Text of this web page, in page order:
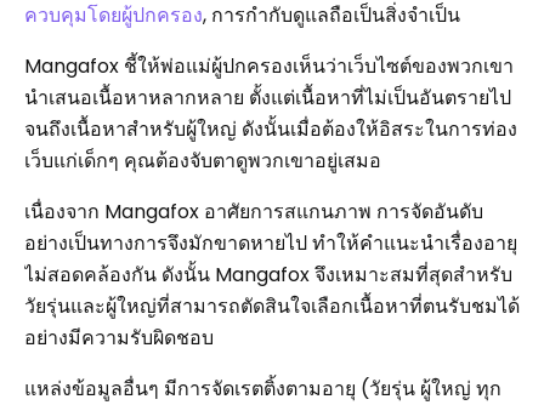
ควบคุมโดยผู้ปกครอง, การกำกับดูแลถือเป็นสิ่งจำเป็น
Mangafox ชี้ให้พ่อแม่ผู้ปกครองเห็นว่าเว็บไซต์ของพวกเขา
นำเสนอเนื้อหาหลากหลาย ตั้งแต่เนื้อหาที่ไม่เป็นอันตรายไป
จนถึงเนื้อหาสำหรับผู้ใหญ่ ดังนั้นเมื่อต้องให้อิสระในการท่อง
เว็บแก่เด็กๆ คุณต้องจับตาดูพวกเขาอยู่เสมอ
เนื่องจาก Mangafox อาศัยการสแกนภาพ การจัดอันดับ
อย่างเป็นทางการจึงมักขาดหายไป ทำให้คำแนะนำเรื่องอายุ
ไม่สอดคล้องกัน ดังนั้น Mangafox จึงเหมาะสมที่สุดสำหรับ
วัยรุ่นและผู้ใหญ่ที่สามารถตัดสินใจเลือกเนื้อหาที่ตนรับชมได้
อย่างมีความรับผิดชอบ
แหล่งข้อมูลอื่นๆ มีการจัดเรตติ้งตามอายุ (วัยรุ่น ผู้ใหญ่ ทุก